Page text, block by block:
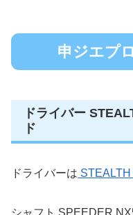
申ジエプ
ドライバー
ド
ドライバーは
シャフト SPEEDER